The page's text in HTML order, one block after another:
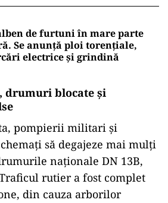
de furtuni în mare parte
Se anunţă ploi torențiale,
electrice și grindină
drumuri blocate și
pompierii militari și
să degajeze mai mulți
naționale DN 13B,
rutier a fost complet
din cauza arborilor